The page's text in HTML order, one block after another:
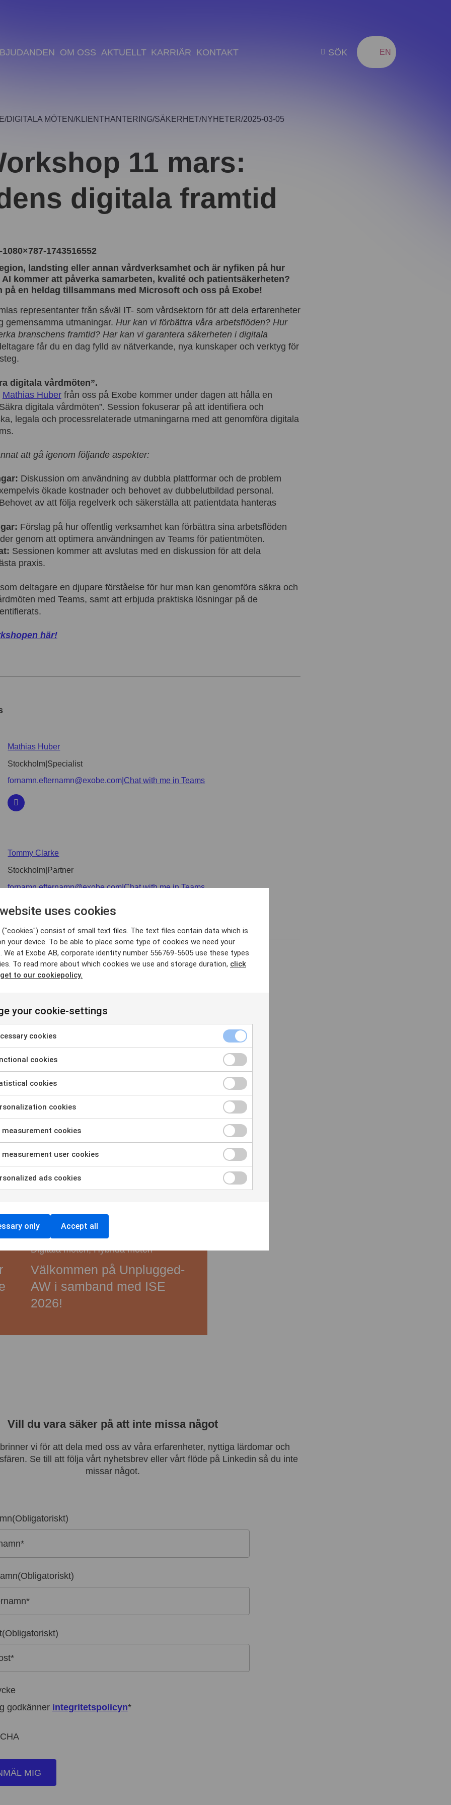
OM OSS AKTUELLT KARRIÄR KONTAKT SÖK EN
2025-03-05
NYHETER
DIGITALA MÖTEN KLIENTHANTERING SÄKERHET
11 mars:
digitala framtid
landsting eller annan vårdverksamhet och är nyfiken på hur
kommer att påverka samarbeten, kvalité och patientsäkerheten?
på en heldag tillsammans med Microsoft och oss på Exobe!
representanter från såväl IT- som vårdsektorn för att dela erfarenheter
gemensamma utmaningar. Hur kan vi förbättra våra arbetsflöden? Hur
branschens framtid? Har kan vi garantera säkerheten i digitala
får du en dag fylld av nätverkande, nya kunskaper och verktyg för
digitala vårdmöten”.
Mathias Huberfrån oss på Exobe kommer under dagen att hålla en
digitala vårdmöten”. Session fokuserar på att identifiera och
legala och processrelaterade utmaningarna med att genomföra digitala
att gå igenom följande aspekter:
Diskussion om användning av dubbla plattformar och de problem
ökade kostnader och behovet av dubbelutbildad personal.
Behovet av att följa regelverk och säkerställa att patientdata hanteras
Förslag på hur offentlig verksamhet kan förbättra sina arbetsflöden
genom att optimera användningen av Teams för patientmöten.
Sessionen kommer att avslutas med en diskussion för att dela
praxis.
deltagare en djupare förståelse för hur man kan genomföra säkra och
med Teams, samt att erbjuda praktiska lösningar på de
här!
Mathias Huber
Stockholm Specialist
fornamn.efternamn@exobe.com Chat with me in Teams
Tommy Clarke
Stockholm Partner
fornamn.efternamn@exobe.com|Chat with me in Teams
Relaterade inlägg
Välkommen på Unplugged-
AW i samband med ISE
2026!
Digitala möten,Hybrida möten
Vill du vara säker på att inte missa något
vi för att dela med oss av våra erfarenheter, nyttiga lärdomar och
Se till att följa vårt nyhetsbrev eller vårt flöde på Linkedin så du inte
missar något.
(Obligatoriskt)
(Obligatoriskt)
(Obligatoriskt)
godkänner integritetspolicyn*
uses cookies
("cookies") consist of small text files. The text files contain data which is
your device. To be able to place some type of cookies we need your
We at Exobe AB, corporate identity number 556769-5605 use these types
To read more about which cookies we use and storage duration, click
to our cookiepolicy.
your cookie-settings
cookies
cookies
cookies
cookies
measurement cookies
measurement user cookies
ads cookies
only Accept all